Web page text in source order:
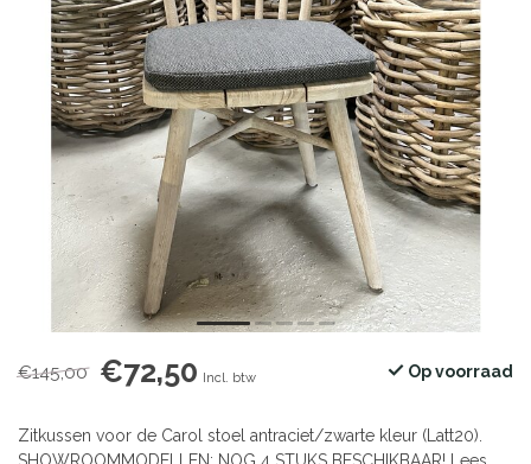
€145,00 €72,50 Incl. btw Op voorraad
Zitkussen voor de Carol stoel antraciet/zwarte kleur (Latt20).